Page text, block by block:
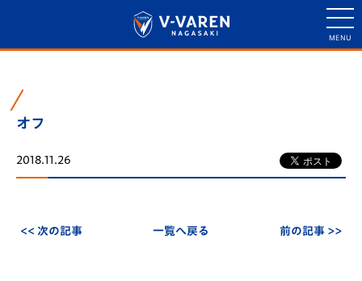
オフ
2018.11.26
<< 次の記事 一覧へ戻る 前の記事 >>